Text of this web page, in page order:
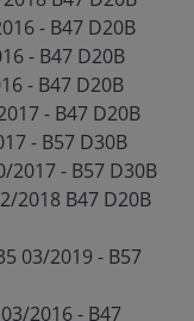
- B47 D20B
- B47 D20B
- B47 D20B
- B47 D20B
- B57 D30B
2017 - B57 D30B
2018 B47 D20B
03/2019 - B57
2016 - B47